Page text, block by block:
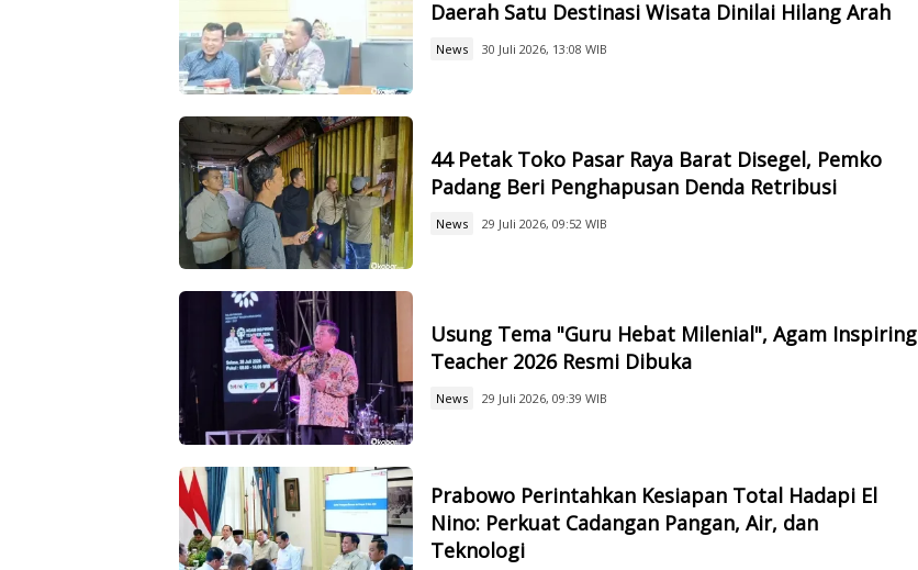
Daerah Satu Destinasi Wisata Dinilai Hilang Arah
News 30 Juli 2026, 13:08 WIB
44 Petak Toko Pasar Raya Barat Disegel, Pemko
Padang Beri Penghapusan Denda Retribusi
News 29 Juli 2026, 09:52 WIB
Usung Tema "Guru Hebat Milenial", Agam Inspiring
Teacher 2026 Resmi Dibuka
News 29 Juli 2026, 09:39 WIB
Prabowo Perintahkan Kesiapan Total Hadapi El
Nino: Perkuat Cadangan Pangan, Air, dan
Teknologi